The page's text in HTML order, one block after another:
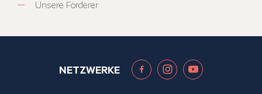
Unsere Förderer
NETZWERKE